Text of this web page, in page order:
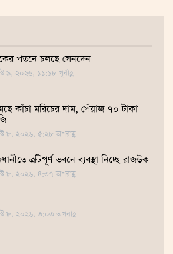
পতনে চলছে লেনদেন
৯, ২০২৬, ১১:১৮ পূর্বাহ্ণ
কাঁচা মরিচের দাম, পেঁয়াজ ৭০ টাকা
৮, ২০২৬, ৫:২৮ অপরাহ্ণ
ত্রুটিপূর্ণ ভবনে ব্যবস্থা নিচ্ছে রাজউক
৮, ২০২৬, ৪:৩৭ অপরাহ্ণ
৮, ২০২৬, ৩:০৩ অপরাহ্ণ